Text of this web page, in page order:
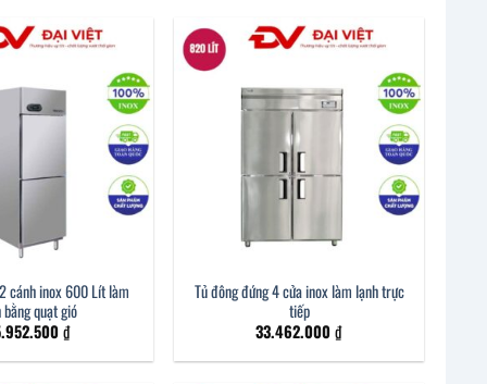
cánh inox 600 Lít làm
bằng quạt gió
₫
Tủ đông đứng 4 cửa inox làm lạnh trực
tiếp
33.462.000₫